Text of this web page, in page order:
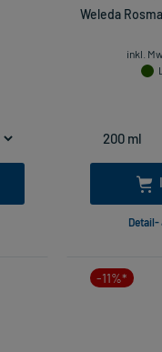
Weleda
inkl.
-11%*